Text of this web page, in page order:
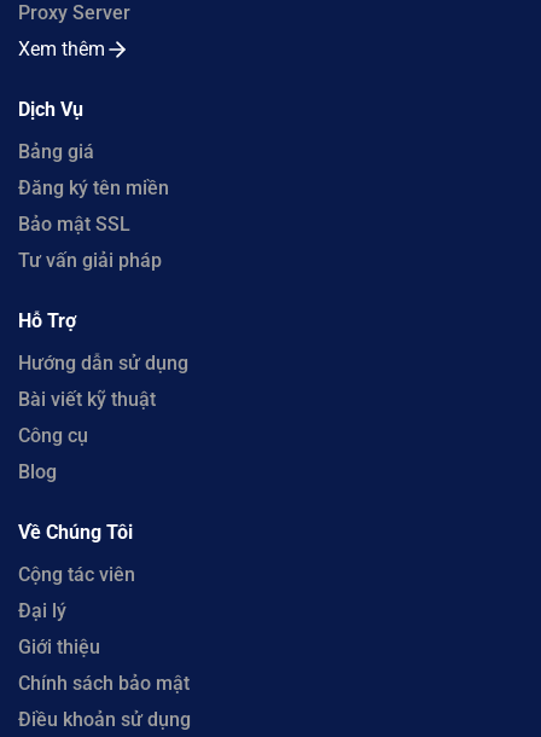
Proxy Server
Xem thêm
Dịch Vụ
Bảng giá
Đăng ký tên miền
Bảo mật SSL
Tư vấn giải pháp
Hỗ Trợ
Hướng dẫn sử dụng
Bài viết kỹ thuật
Công cụ
Blog
Về Chúng Tôi
Cộng tác viên
Đại lý
Giới thiệu
Chính sách bảo mật
Điều khoản sử dụng